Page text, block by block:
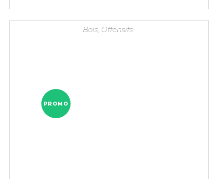
Bois, Offensifs-
PROMO